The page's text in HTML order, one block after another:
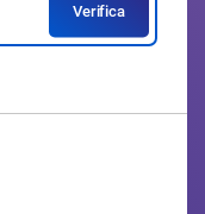
Verifica